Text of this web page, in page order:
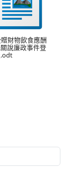
財物飲食應酬
說廉政事件登